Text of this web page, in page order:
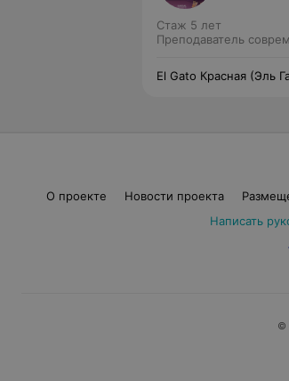
Стаж 5 лет
Преподаватель
El Gato Красная (Эль
О проекте Новости проекта
Написать
©